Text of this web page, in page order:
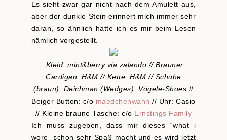
Es sieht zwar gar nicht nach dem Amulett aus,
aber der dunkle Stein erinnert mich immer sehr
daran, so ähnlich hatte ich es mir beim Lesen
nämlich vorgestellt.
Kleid: mint&berry via zalando // Brauner
Cardigan: H&M // Kette: H&M // Schuhe
(braun): Deichman (Wedges): Vögele-Shoes //
Beiger Button: c/o maedchenwahn // Uhr: Casio
// Kleine braune Tasche: c/o Ernstings Family
Ich muss zugeben, dass mir dieses “what i
wore” schon sehr Spaß macht und es wird jetzt